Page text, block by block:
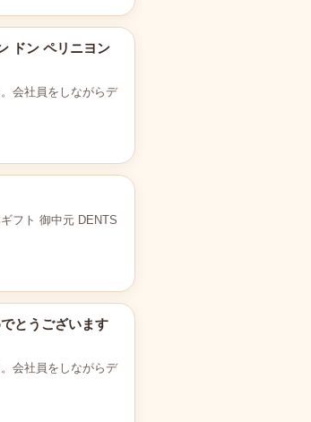
ドン ペリニヨン
会社員をしながらデ
フト 御中元 DENTS
とうございます
会社員をしながらデ